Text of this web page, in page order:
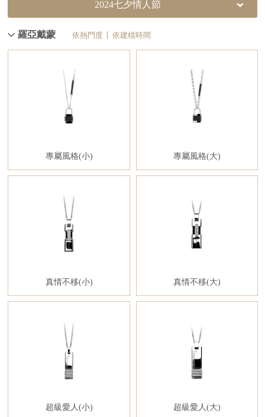
2024七夕情人節
羅亞戴蒙 依熱門度 依建檔時間
專屬風格(小) 專屬風格(大)
真情不移(小) 真情不移(大)
超級愛人(小) 超級愛人(大)